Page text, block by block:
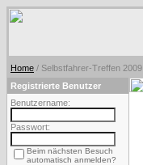
Home / Selbstfahrer-Treffen 2009
Registrierte Benutzer
Benutzername:
Passwort:
Beim nächsten Besuch
automatisch anmelden?